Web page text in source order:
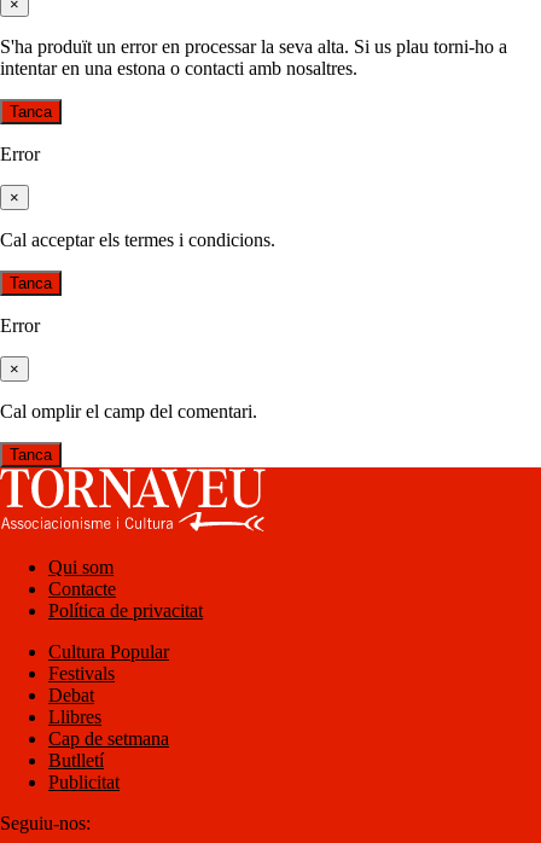
×
S'ha produït un error en processar la seva alta. Si us plau torni-ho a
intentar en una estona o contacti amb nosaltres.
Tanca
Error
×
Cal acceptar els termes i condicions.
Tanca
Error
×
Cal omplir el camp del comentari.
Tanca
Qui som
Contacte
Política de privacitat
Cultura Popular
Festivals
Debat
Llibres
Cap de setmana
Butlletí
Publicitat
Seguiu-nos: